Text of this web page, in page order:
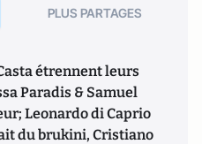
PLUS PARTAGES
étrennent leurs
Paradis & Samuel
Leonardo di Caprio
du brukini, Cristiano